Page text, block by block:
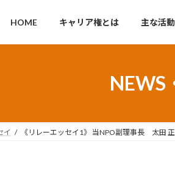
HOME キャリア権とは 主な活動
NEWS
イ 《リレーエッセイ1》 当NPO副理事長 太田